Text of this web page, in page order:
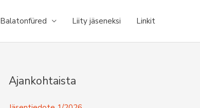
Balatonfüred Liity jäseneksi Linkit
Ajankohtaista